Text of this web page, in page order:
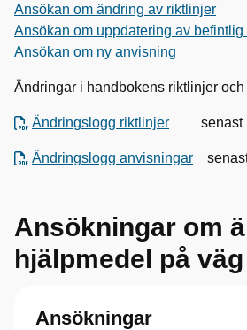
Ansökan om ändring av riktlinjer
Ansökan om uppdatering av
Ansökan om ny anvisning
Ändringar i handbokens riktlinjer
Ändringslogg riktlinjer senast
Ändringslogg anvisningar senast
Ansökningar om
hjälpmedel på
Ansökningar